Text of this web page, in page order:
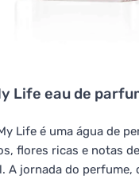
Life eau de
Life é uma água de
flores ricas e notas
A jornada do